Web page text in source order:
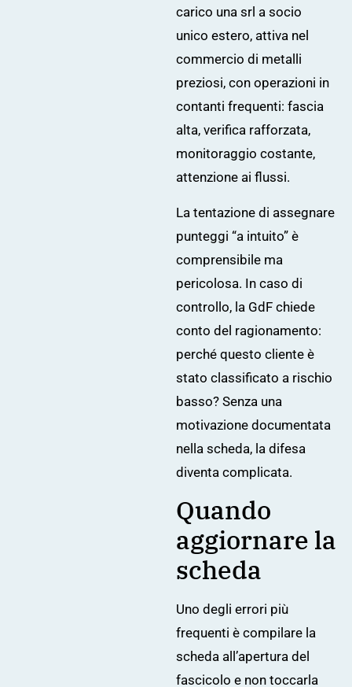
carico una srl a socio
unico estero, attiva nel
commercio di metalli
preziosi, con operazioni in
contanti frequenti: fascia
alta, verifica rafforzata,
monitoraggio costante,
attenzione ai flussi.
La tentazione di assegnare
punteggi “a intuito” è
comprensibile ma
pericolosa. In caso di
controllo, la GdF chiede
conto del ragionamento:
perché questo cliente è
stato classificato a rischio
basso? Senza una
motivazione documentata
nella scheda, la difesa
diventa complicata.
Quando
aggiornare la
scheda
Uno degli errori più
frequenti è compilare la
scheda all’apertura del
fascicolo e non toccarla